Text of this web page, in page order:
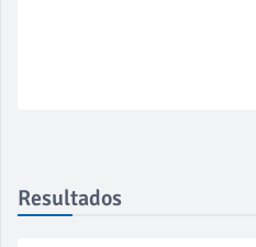
Resultados